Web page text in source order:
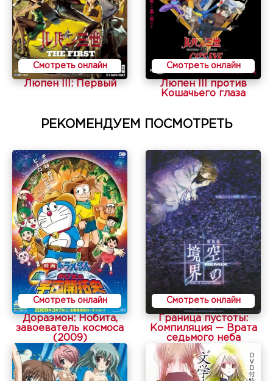
Смотреть онлайн
Люпен III: Первый
Смотреть онлайн
Люпен III против
Кошачьего глаза
РЕКОМЕНДУЕМ ПОСМОТРЕТЬ
Смотреть онлайн
Дораэмон: Нобита,
завоеватель космоса
(2009)
Смотреть онлайн
Граница пустоты:
Компиляция — Врата
седьмого неба